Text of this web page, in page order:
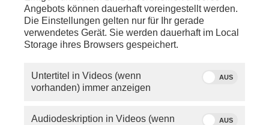
Angebots können dauerhaft voreingestellt werden.
Die Einstellungen gelten nur für Ihr gerade
verwendetes Gerät. Sie werden dauerhaft im Local
Storage ihres Browsers gespeichert.
Untertitel in Videos (wenn
vorhanden) immer anzeigen
AUS
Audiodeskription in Videos (wenn
AUS